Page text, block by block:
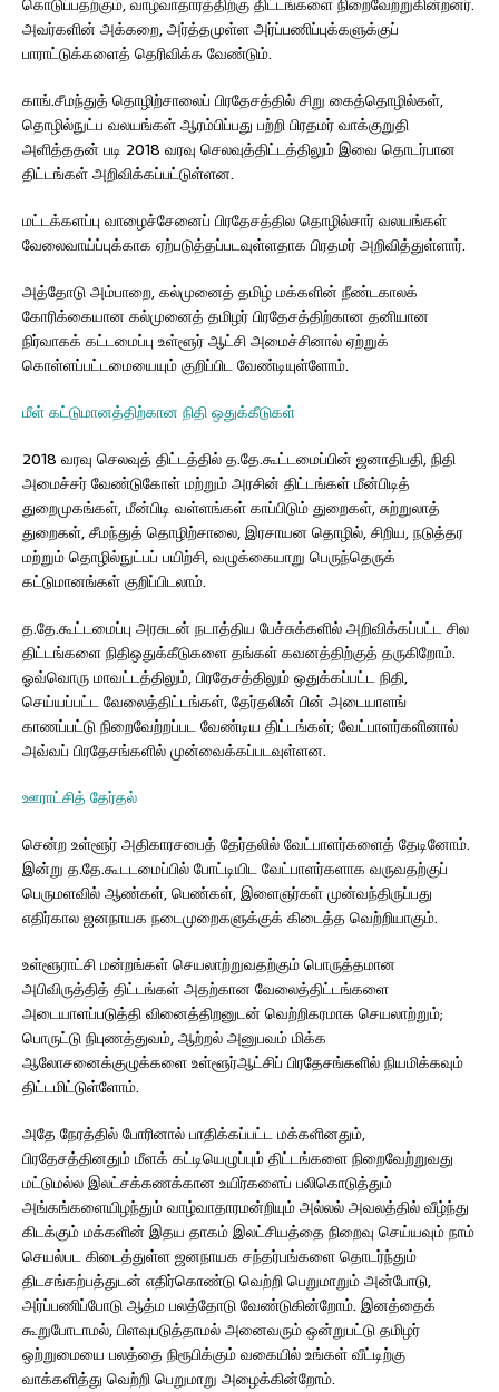
அவர்களின் அக்கறை, அர்த்தமுள்ள அர்ப்பணிப்புக்களுக்குப்
பாராட்டுக்களைத் தெரிவிக்க வேண்டும்.
காங்.சீமந்துத் தொழிற்சாலைப் பிரதேசத்தில் சிறு கைத்தொழில்கள்,
தொழில்நுட்ப வலயங்கள் ஆரம்பிப்பது பற்றி பிரதமர் வாக்குறுதி
அளித்ததன் படி 2018 வரவு செலவுத்திட்டத்திலும் இவை தொடர்பான
திட்டங்கள் அறிவிக்கப்பட்டுள்ளன.
மட்டக்களப்பு வாழைச்சேனைப் பிரதேசத்தில தொழில்சார் வலயங்கள்
வேலைவாய்ப்புக்காக ஏற்படுத்தப்படவுள்ளதாக பிரதமர் அறிவித்துள்ளார்.
அத்தோடு அம்பாறை, கல்முனைத் தமிழ் மக்களின் நீண்டகாலக்
கோரிக்கையான கல்முனைத் தமிழர் பிரதேசத்திற்கான தனியான
நிர்வாகக் கட்டமைப்பு உள்ளூர் ஆட்சி அமைச்சினால் ஏற்றுக்
கொள்ளப்பட்டமையையும் குறிப்பிட வேண்டியுள்ளோம்.
மீள் கட்டுமானத்திற்கான நிதி ஒதுக்கீடுகள்
2018 வரவு செலவுத் திட்டத்தில் த.தே.கூட்டமைப்பின் ஜனாதிபதி, நிதி
அமைச்சர் வேண்டுகோள் மற்றும் அரசின் திட்டங்கள் மீன்பிடித்
துறைமுகங்கள், மீன்பிடி வள்ளங்கள் காப்பிடும் துறைகள், சுற்றுலாத்
துறைகள், சீமந்துத் தொழிற்சாலை, இரசாயன தொழில், சிறிய, நடுத்தர
மற்றும் தொழில்நுட்பப் பயிற்சி, வழுக்கையாறு பெருந்தெருக்
கட்டுமானங்கள் குறிப்பிடலாம்.
த.தே.கூட்டமைப்பு அரசுடன் நடாத்திய பேச்சுக்களில் அறிவிக்கப்பட்ட சில
திட்டங்களை நிதிஒதுக்கீடுகளை தங்கள் கவனத்திற்குத் தருகிறோம்.
ஓவ்வொரு மாவட்டத்திலும், பிரதேசத்திலும் ஒதுக்கப்பட்ட நிதி,
செய்யப்பட்ட வேலைத்திட்டங்கள், தேர்தலின் பின் அடையாளங்
காணப்பட்டு நிறைவேற்றப்பட வேண்டிய திட்டங்கள்; வேட்பாளர்களினால்
அவ்வப் பிரதேசங்களில் முன்வைக்கப்படவுள்ளன.
ஊராட்சித் தேர்தல்
சென்ற உள்ளூர் அதிகாரசபைத் தேர்தலில் வேட்பாளர்களைத் தேடினோம்.
இன்று த.தே.கூடடமைப்பில் போட்டியிட வேட்பாளர்களாக வருவதற்குப்
பெருமளவில் ஆண்கள், பெண்கள், இளைஞர்கள் முன்வந்திருப்பது
எதிர்கால ஜனநாயக நடைமுறைகளுக்குக் கிடைத்த வெற்றியாகும்.
உள்ளூராட்சி மன்றங்கள் செயலாற்றுவதற்கும் பொருத்தமான
அபிவிருத்தித் திட்டங்கள் அதற்கான வேலைத்திட்டங்களை
அடையாளப்படுத்தி வினைத்திறனுடன் வெற்றிகரமாக செயலாற்றும்;
பொருட்டு நிபுணத்துவம், ஆற்றல் அனுபவம் மிக்க
ஆலோசனைக்குழுக்களை உள்ளூர்ஆட்சிப் பிரதேசங்களில் நியமிக்கவும்
திட்டமிட்டுள்ளோம்.
அதே நேரத்தில் போரினால் பாதிக்கப்பட்ட மக்களினதும்,
பிரதேசத்தினதும் மீளக் கட்டியெழுப்பும் திட்டங்களை நிறைவேற்றுவது
மட்டுமல்ல இலட்சக்கணக்கான உயிர்களைப் பலிகொடுத்தும்
அங்கங்களையிழந்தும் வாழ்வாதாரமன்றியும் அல்லல் அவலத்தில் வீழ்ந்து
கிடக்கும் மக்களின் இதய தாகம் இலட்சியத்தை நிறைவு செய்யவும் நாம்
செயல்பட கிடைத்துள்ள ஜனநாயக சந்தர்பங்களை தொடர்ந்தும்
திடசங்கற்பத்துடன் எதிர்கொண்டு வெற்றி பெறுமாறும் அன்போடு,
அர்ப்பணிப்போடு ஆத்ம பலத்தோடு வேண்டுகின்றோம். இனத்தைக்
கூறுபோடாமல், பிளவுபடுத்தாமல் அனைவரும் ஒன்றுபட்டு தமிழர்
ஒற்றுமையை பலத்தை நிரூபிக்கும் வகையில் உங்கள் வீட்டிற்கு
வாக்களித்து வெற்றி பெறுமாறு அழைக்கின்றோம்.